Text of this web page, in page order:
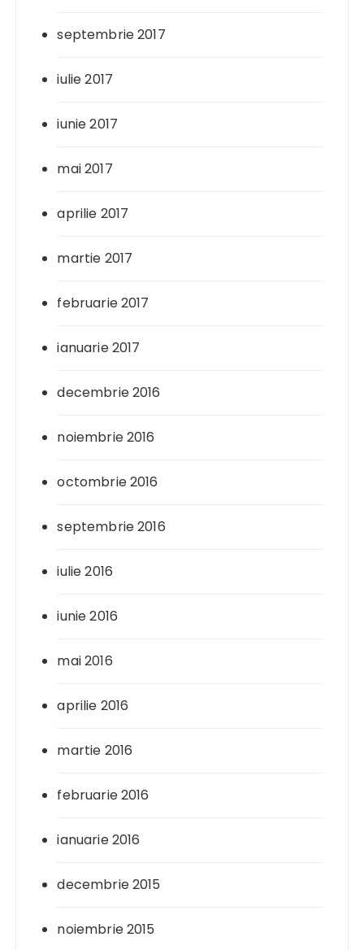
septembrie 2017
iulie 2017
iunie 2017
mai 2017
aprilie 2017
martie 2017
februarie 2017
ianuarie 2017
decembrie 2016
noiembrie 2016
octombrie 2016
septembrie 2016
iulie 2016
iunie 2016
mai 2016
aprilie 2016
martie 2016
februarie 2016
ianuarie 2016
decembrie 2015
noiembrie 2015